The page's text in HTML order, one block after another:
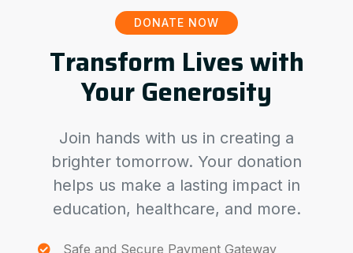
DONATE NOW
Transform Lives with
Your Generosity
Join hands with us in creating a
brighter tomorrow. Your donation
helps us make a lasting impact in
education, healthcare, and more.
Safe and Secure Payment Gateway